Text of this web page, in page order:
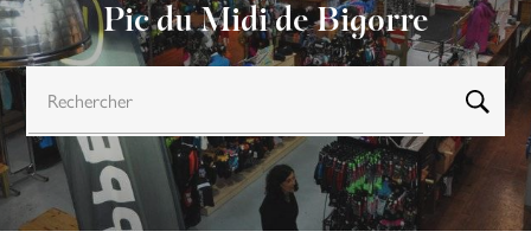
Pic du Midi de Bigorre
Rechercher